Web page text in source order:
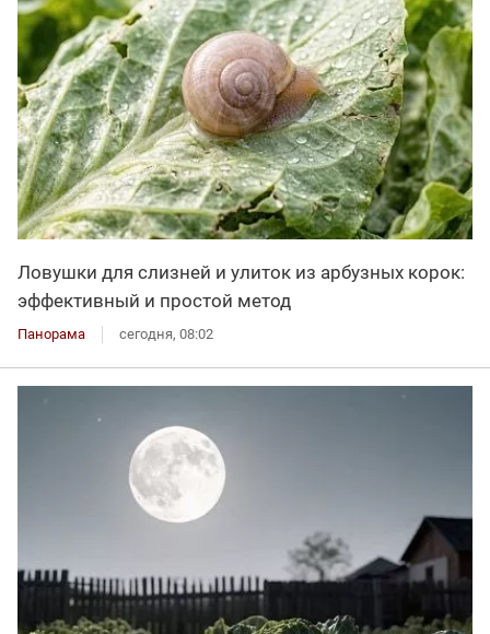
Ловушки для слизней и улиток из арбузных корок:
эффективный и простой метод
Панорама сегодня, 08:02